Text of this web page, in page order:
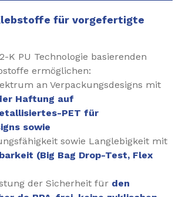
für vorgefertigte
K PU Technologie basierenden
ermöglichen:
an Verpackungsdesigns mit
Haftung auf
PET für
sowie
sowie Langlebigkeit mit
(Big Bag Drop-Test, Flex
der Sicherheit für den